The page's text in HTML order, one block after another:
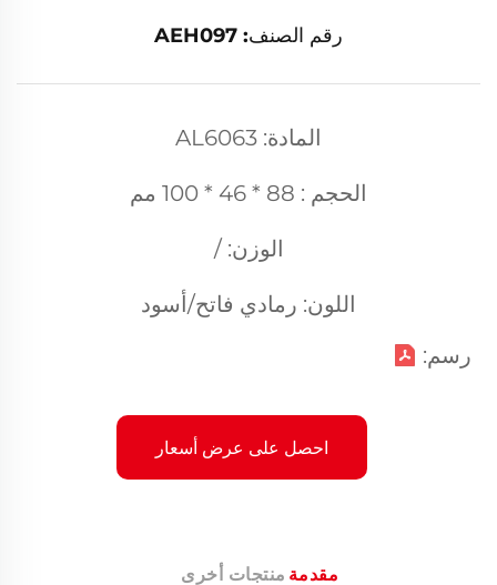
رقم الصنف: AEH097
المادة: AL6063
الحجم : 88 * 46 * 100 مم
الوزن: /
اللون: رمادي فاتح/أسود
رسم:
احصل على عرض أسعار
مقدمة منتجات أخرى